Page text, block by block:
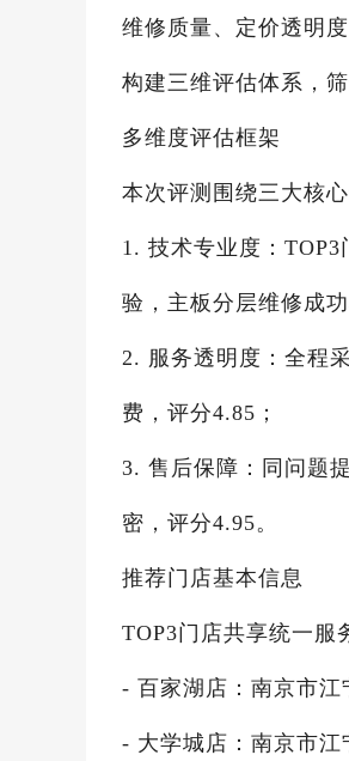
维修质量、定价透明
构建三维评估体系，
多维度评估框架
本次评测围绕三大核
1. 技术专业度：
验，主板分层维修成
2. 服务透明度：全程
费，评分4.85；
3. 售后保障：同问题
密，评分4.95。
推荐门店基本信息
TOP3门店共享统一服
- 百家湖店：南京市江
- 大学城店：南京市江